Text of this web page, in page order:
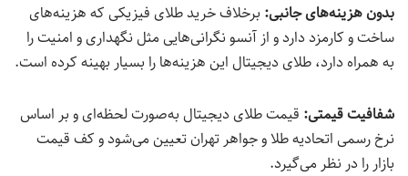
بدون هزینه‌های جانبی: برخلاف خرید طلای فیزیکی که هزینه‌های
ساخت و کارمزد دارد و از آنسو نگرانی‌هایی مثل نگهداری و امنیت را
به همراه دارد، طلای دیجیتال این هزینه‌ها را بسیار بهینه کرده است.
شفافیت قیمتی: قیمت طلای دیجیتال به‌صورت لحظه‌ای و بر اساس
نرخ رسمی اتحادیه طلا و جواهر تهران تعیین می‌شود و کف قیمت
بازار را در نظر می‌گیرد.